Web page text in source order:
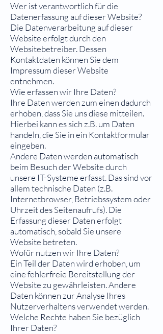
Wer ist verantwortlich für die
Datenerfassung auf dieser Website?
Die Datenverarbeitung auf dieser
Website erfolgt durch den
Websitebetreiber. Dessen
Kontaktdaten können Sie dem
Impressum dieser Website
entnehmen.
Wie erfassen wir Ihre Daten?
Ihre Daten werden zum einen dadurch
erhoben, dass Sie uns diese mitteilen.
Hierbei kann es sich z.B. um Daten
handeln, die Sie in ein Kontaktformular
eingeben.
Andere Daten werden automatisch
beim Besuch der Website durch
unsere IT-Systeme erfasst. Das sind vor
allem technische Daten (z.B.
Internetbrowser, Betriebssystem oder
Uhrzeit des Seitenaufrufs). Die
Erfassung dieser Daten erfolgt
automatisch, sobald Sie unsere
Website betreten.
Wofür nutzen wir Ihre Daten?
Ein Teil der Daten wird erhoben, um
eine fehlerfreie Bereitstellung der
Website zu gewährleisten. Andere
Daten können zur Analyse Ihres
Nutzerverhaltens verwendet werden.
Welche Rechte haben Sie bezüglich
Ihrer Daten?